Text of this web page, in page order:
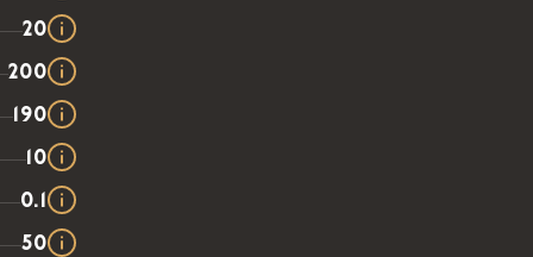
20
200
190
10
0.1
50